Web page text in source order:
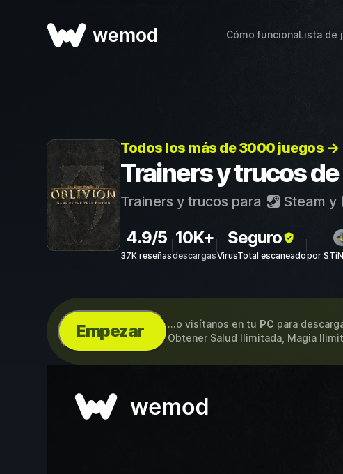
wemod Cómo funcionaLista de
Todos los más de 3000 juegos →
Trainers y trucos
Trainers y trucos para Steam y
4.9/5
37K reseñas
10K+
descargas
Seguro
VirusTotal escaneadopor
Empezar ...o visítanos en tu PC para
Obtener Salud Ilimitada, Magia